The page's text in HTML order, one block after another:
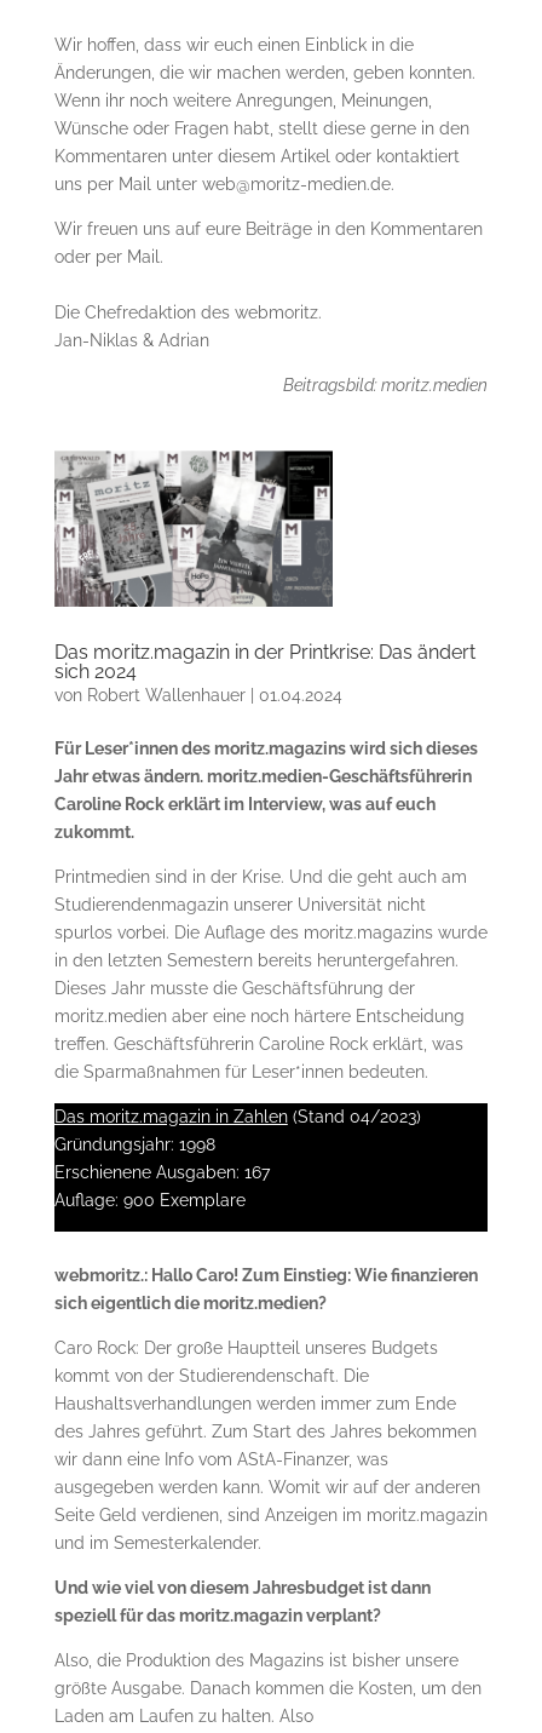
Wir hoffen, dass wir euch einen Einblick in die
Änderungen, die wir machen werden, geben konnten.
Wenn ihr noch weitere Anregungen, Meinungen,
Wünsche oder Fragen habt, stellt diese gerne in den
Kommentaren unter diesem Artikel oder kontaktiert
uns per Mail unter web@moritz-medien.de.
Wir freuen uns auf eure Beiträge in den Kommentaren
oder per Mail.
Die Chefredaktion des webmoritz.
Jan-Niklas & Adrian
Beitragsbild: moritz.medien
Das moritz.magazin in der Printkrise: Das ändert
sich 2024
von Robert Wallenhauer| 01.04.2024
Für Leser*innen des moritz.magazins wird sich dieses
Jahr etwas ändern. moritz.medien-Geschäftsführerin
Caroline Rock erklärt im Interview, was auf euch
zukommt.
Printmedien sind in der Krise. Und die geht auch am
Studierendenmagazin unserer Universität nicht
spurlos vorbei. Die Auflage des moritz.magazins wurde
in den letzten Semestern bereits heruntergefahren.
Dieses Jahr musste die Geschäftsführung der
moritz.medien aber eine noch härtere Entscheidung
treffen. Geschäftsführerin Caroline Rock erklärt, was
die Sparmaßnahmen für Leser*innen bedeuten.
Das moritz.magazin in Zahlen(Stand 04/2023)
Gründungsjahr: 1998
Erschienene Ausgaben: 167
Auflage: 900 Exemplare
webmoritz.: Hallo Caro! Zum Einstieg: Wie finanzieren
sich eigentlich die moritz.medien?
Caro Rock: Der große Hauptteil unseres Budgets
kommt von der Studierendenschaft. Die
Haushaltsverhandlungen werden immer zum Ende
des Jahres geführt. Zum Start des Jahres bekommen
wir dann eine Info vom AStA-Finanzer, was
ausgegeben werden kann. Womit wir auf der anderen
Seite Geld verdienen, sind Anzeigen im moritz.magazin
und im Semesterkalender.
Und wie viel von diesem Jahresbudget ist dann
speziell für das moritz.magazin verplant?
Also, die Produktion des Magazins ist bisher unsere
größte Ausgabe. Danach kommen die Kosten, um den
Laden am Laufen zu halten. Also